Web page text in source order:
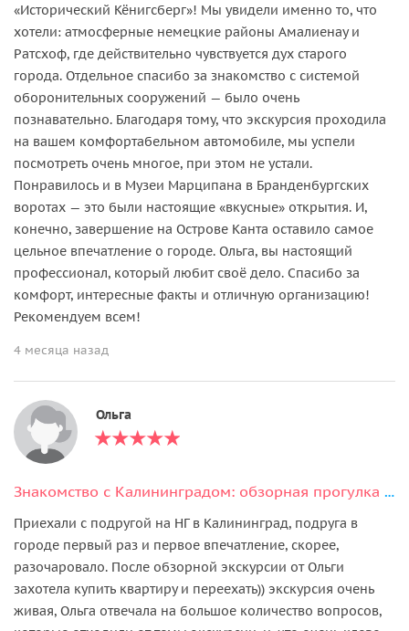
«Исторический Кёнигсберг»! Мы увидели именно то, что
хотели: атмосферные немецкие районы Амалиенау и
Ратсхоф, где действительно чувствуется дух старого
города. Отдельное спасибо за знакомство с системой
оборонительных сооружений — было очень
познавательно. Благодаря тому, что экскурсия проходила
на вашем комфортабельном автомобиле, мы успели
посмотреть очень многое, при этом не устали.
Понравилось и в Музеи Марципана в Бранденбургских
воротах — это были настоящие «вкусные» открытия. И,
конечно, завершение на Острове Канта оставило самое
цельное впечатление о городе. Ольга, вы настоящий
профессионал, который любит своё дело. Спасибо за
комфорт, интересные факты и отличную организацию!
Рекомендуем всем!
4 месяца назад
Ольга
Знакомство с Калининградом: обзорная прогулка (от 1 до 4 человек)
Приехали с подругой на НГ в Калининград, подруга в
городе первый раз и первое впечатление, скорее,
разочаровало. После обзорной экскурсии от Ольги
захотела купить квартиру и переехать)) экскурсия очень
живая, Ольга отвечала на большое количество вопросов,